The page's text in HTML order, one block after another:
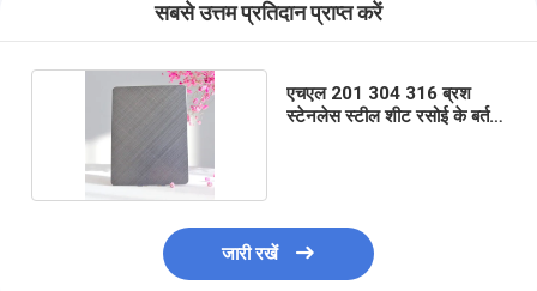
सबसे उत्तम प्रतिदान प्राप्त करें
एचएल 201 304 316 ब्रश
स्टेनलेस स्टील शीट रसोई के बर्तन
जारी रखें